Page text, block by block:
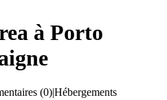
à Porto
(0)|Hébergements